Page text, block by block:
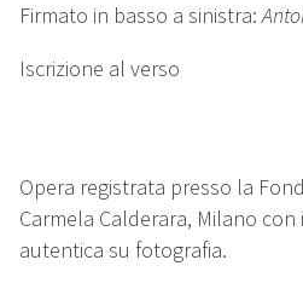
Firmato in basso a sinistra:
Iscrizione al verso
Opera registrata presso la
Carmela Calderara, Milano con
autentica su fotografia.